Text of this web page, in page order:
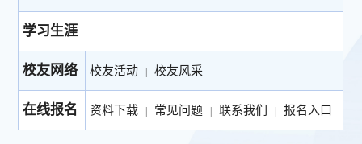
学习生涯
校友网络 校友活动 | 校友风采
在线报名 资料下载 | 常见问题 | 联系我们 | 报名入口